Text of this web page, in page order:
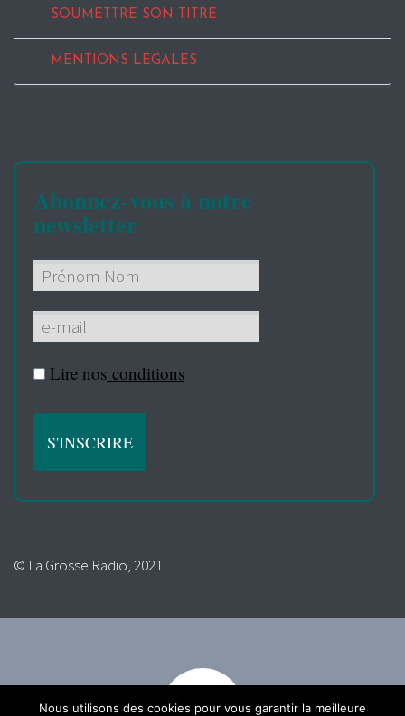
SOUMETTRE SON TITRE
MENTIONS LEGALES
Abonnez-vous à notre
newsletter
Lire nos conditions
© La Grosse Radio, 2021
Nous utilisons des cookies pour vous garantir la meilleure